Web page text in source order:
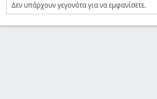
Δεν υπάρχουν γεγονότα για να εμφανίσετε.